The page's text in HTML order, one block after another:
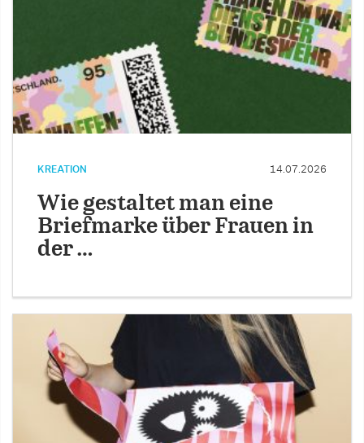
KREATION 14.07.2026
Wie gestaltet man eine
Briefmarke über Frauen in
der …